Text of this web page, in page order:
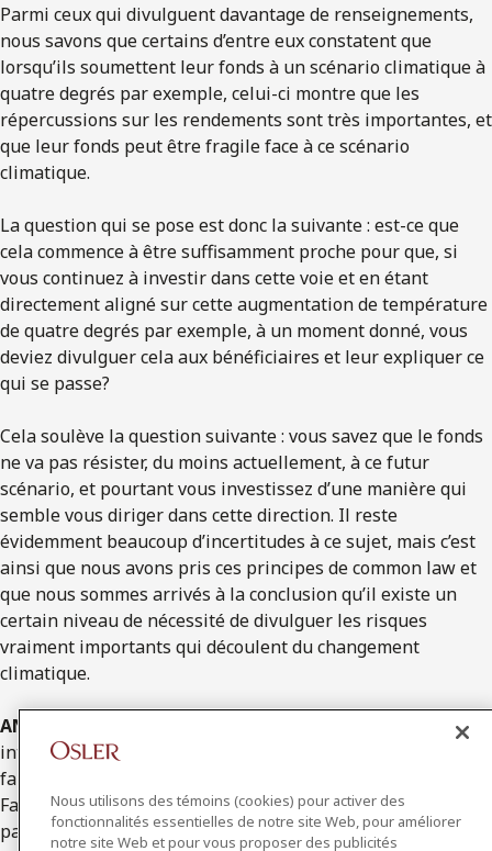
Parmi ceux qui divulguent davantage de renseignements,
nous savons que certains d’entre eux constatent que
lorsqu’ils soumettent leur fonds à un scénario climatique à
quatre degrés par exemple, celui-ci montre que les
répercussions sur les rendements sont très importantes, et
que leur fonds peut être fragile face à ce scénario
climatique.
La question qui se pose est donc la suivante : est-ce que
cela commence à être suffisamment proche pour que, si
vous continuez à investir dans cette voie et en étant
directement aligné sur cette augmentation de température
de quatre degrés par exemple, à un moment donné, vous
deviez divulguer cela aux bénéficiaires et leur expliquer ce
qui se passe?
Cela soulève la question suivante : vous savez que le fonds
ne va pas résister, du moins actuellement, à ce futur
scénario, et pourtant vous investissez d’une manière qui
semble vous diriger dans cette direction. Il reste
évidemment beaucoup d’incertitudes à ce sujet, mais c’est
ainsi que nous avons pris ces principes de common law et
que nous sommes arrivés à la conclusion qu’il existe un
certain niveau de nécessité de divulguer les risques
vraiment importants qui découlent du changement
climatique.
ANDREA BOCTOR
intéressante. Je pense que des analyses de scénario sont
faites pour de nombreux régimes depuis un certain temps.
Faire cette analyse pour le changement climatique, en
particulier, est plus récent. Toutefois, l’analyse de scénarios
Nous utilisons des témoins (cookies) pour activer des
fonctionnalités essentielles de notre site Web, pour améliorer
notre site Web et pour vous proposer des publicités